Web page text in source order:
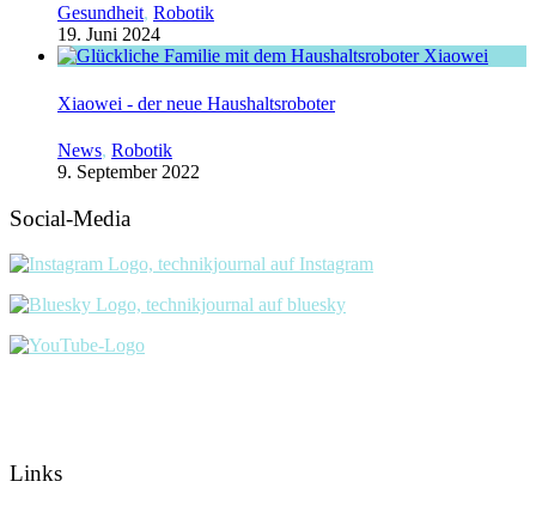
Gesundheit, Robotik
19. Juni 2024
Xiaowei - der neue Haushaltsroboter
News, Robotik
9. September 2022
Social-Media
Links